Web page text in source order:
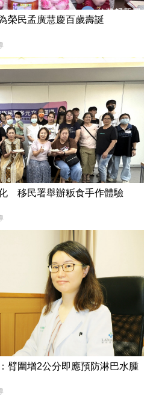
榮民孟廣慧慶百歲壽誕
移民署舉辦粄食手作體驗
圍增2公分即應預防淋巴水腫